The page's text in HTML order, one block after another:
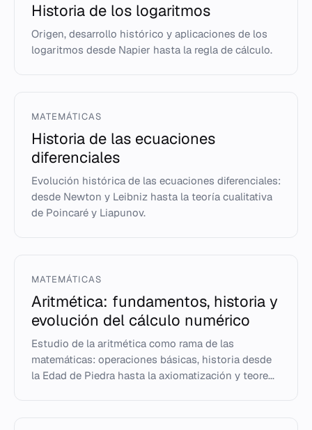
Historia de los logaritmos
Origen, desarrollo histórico y aplicaciones de los
logaritmos desde Napier hasta la regla de cálculo.
MATEMÁTICAS
Historia de las ecuaciones
diferenciales
Evolución histórica de las ecuaciones diferenciales:
desde Newton y Leibniz hasta la teoría cualitativa
de Poincaré y Liapunov.
MATEMÁTICAS
Aritmética: fundamentos, historia y
evolución del cálculo numérico
Estudio de la aritmética como rama de las
matemáticas: operaciones básicas, historia desde
la Edad de Piedra hasta la axiomatización y teore...